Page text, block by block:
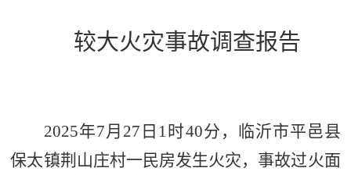
较大火灾事故调查报告
2025年7月 27 日 1 时40分，临沂市平邑县
保太镇荆山庄村一民房发生火灾，事故过火面